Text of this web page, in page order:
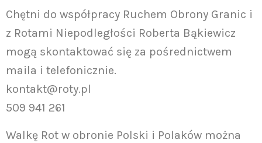
Chętni do współpracy Ruchem Obrony Granic i
z Rotami Niepodległości Roberta Bąkiewicz
mogą skontaktować się za pośrednictwem
maila i telefonicznie.
kontakt@roty.pl
509 941 261
Walkę Rot w obronie Polski i Polaków można